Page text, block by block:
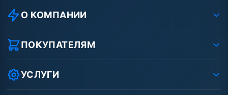
О КОМПАНИИ
О компании
Реквизиты ООО «Шоп АВД»
Защита данных клиента
Условия соглашения
Вакансии
ПОКУПАТЕЛЯМ
Как заказать?
Оплата
Доставка
УСЛУГИ
Ремонт АВД